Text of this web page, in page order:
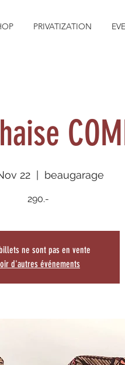
PRIVATIZATION
22 beaugarage
290.-
ne sont pas en vente
d'autres événements